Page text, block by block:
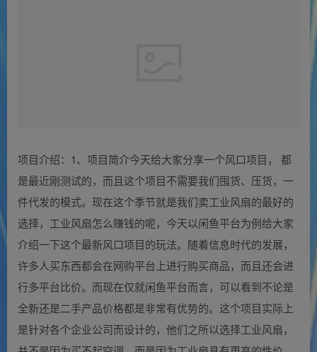
项目介绍：1、项目简介今天给大家分享一个风口项目， 都
是最近刚测试的，而且这个项目不需要我们囤货、压货，一
件代发的模式。现在这个季节就是我们卖工业风扇的最好的
选择，工业风扇怎么赚钱的呢，今天以闲鱼平台为例给大家
介绍一下这个最新风口项目的玩法。随着信息时代的发展，
许多人买东西都会在网购平台上进行购买商品，而且还会进
行多平台比价。而现在仅就闲鱼平台而言，可以看到不论是
全新还是二手产品价格都是非常有优势的。这个项目实际上
是针对各个企业公司而设计的，他们之所以选择工业风扇，